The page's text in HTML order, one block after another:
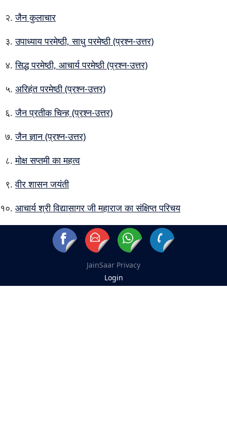
जैन कुलाचार
उपाध्याय परमेष्ठी, साधु परमेष्ठी (प्रश्न-उत्तर)
सिद्ध परमेष्ठी, आचार्य परमेष्ठी (प्रश्न-उत्तर)
अरिहंत परमेष्ठी (प्रश्न-उत्तर)
जैन प्रतीक चिन्ह (प्रश्न-उत्तर)
जैन ज्ञान (प्रश्न-उत्तर)
मोक्ष सप्तमी का महत्व
वीर शासन जयंती
आचार्य श्री विद्यासागर जी महाराज का संक्षिप्त परिचय
JainSaar Privacy
Login